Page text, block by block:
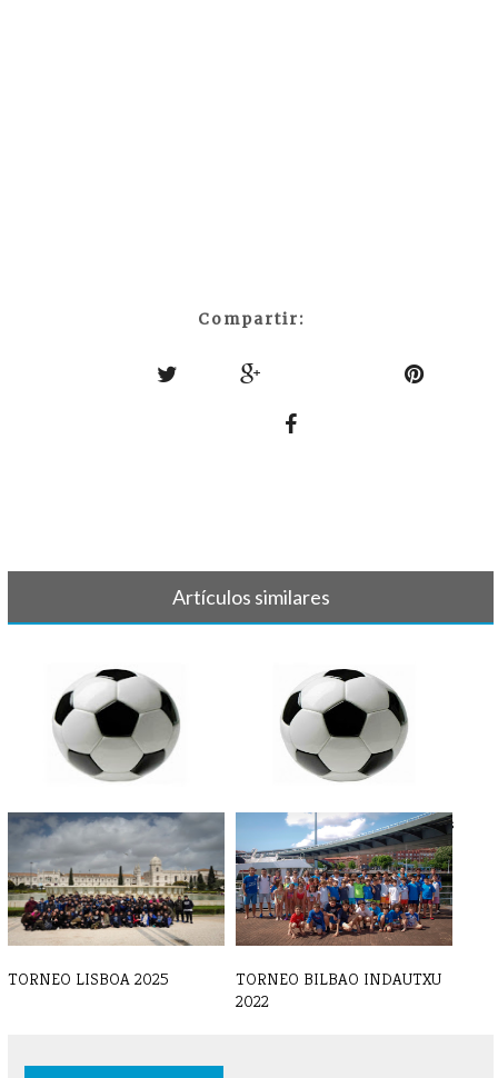
Compartir:
Artículos similares
FÚTBOL - Partidos y horarios
22-23 [...]
FÚTBOL - Crónicas y resultados
15-1[...]
TORNEO LISBOA 2025
TORNEO BILBAO INDAUTXU
2022